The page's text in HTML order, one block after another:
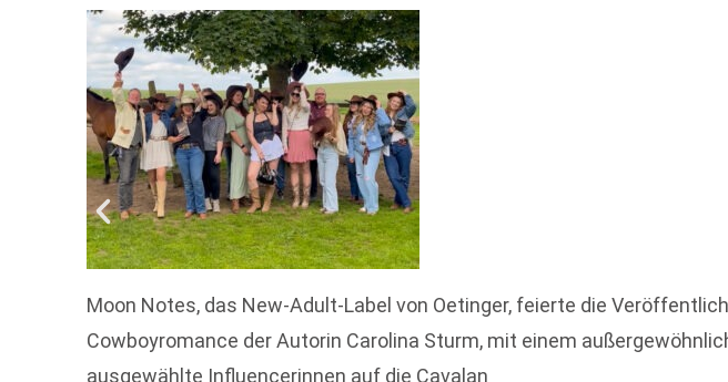
Moon Notes, das New-Adult-Label von Oetinger, feierte die
Cowboyromance der Autorin Carolina Sturm, mit einem
ausgewählte Influencerinnen auf die Cavalan